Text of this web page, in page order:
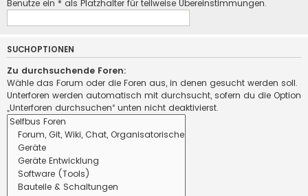
Benutze ein * als Platzhalter für teilweise Übereinstimmungen.
SUCHOPTIONEN
Zu durchsuchende Foren:
Wähle das Forum oder die Foren aus, in denen gesucht werden soll.
Unterforen werden automatisch mit durchsucht, sofern du die Option
„Unterforen durchsuchen“ unten nicht deaktivierst.